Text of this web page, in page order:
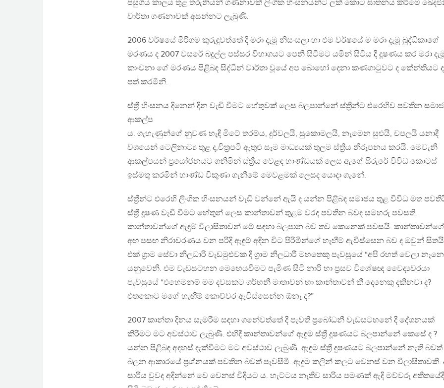
පසුගිය කාලය තුළ තරුනියන් ගණනාවක් ලිංගික හිංසනයන්ට ලක් කොට ඝාතනය කිරීමේ
වාර්තා ගණනාවක් අසන්නට ලැබුණි.
2006 වර්ෂයේ මීරිගම කුරුඳුවත්තේ දී මරා දැමූ නිසංසලා හා එම වර්ෂයේ ම මරා දැමූ බුද්ධිකාගේ
මරණය ද 2007 වසරේ බදුල්ල පස්සර විභාගයට පෙනී සිටීමට යමින් සිටිය දී දූෂණය කර මරා
කාංචනා ගේ මරණය පිළිබඳ සිද්ධීන් වාර්තා වූයේ අප බොහෝ දෙනා කණගාටුවට ද කේන්තියට ද
පත් කරමිනි.
ස්ත්‍රී හිංසනය දිනෙන් දින වැඩි වීමට හේතුවක් ලෙස බලපාන්නේ ස්ත්‍රීන්ට එරෙහිව පවතින සමාජ
ආකල්ප
ය. ගැහැණුන්ගේ නුවණ හැඳි මිටේ තරම්ය, දුර්වලයි, සුකොමලයි, නැමෙන සුළුයි, චපලයි යනාදී
වශයෙන් ටෙලිනාට්‍ය තුළ ද,චිත්‍රපටි ඇතුළු සෑම මාධ්‍යයක් තුලම ස්ත්‍රිය නිරූපනය කරයි. මෙවැනි
ආකල්පයන් ප්‍රයෝජනයට ගනිමින් ස්ත්‍රීය වෙළඳ භාණ්ඩයක් ලෙස ඇගේ සිරුරේ විවිධ කොටස්
ඉස්මතු කරමින් භාණ්ඩ විකුණා ගැනීමේ මෙවළමක් ලෙසද යොදා ගැනේ.
ස්ත්‍රීන්ට එරෙහි ලිංගික හිංසනයන් වැඩි වන්නේ ඇයි ද යන්න පිළිබඳ සමාජය තුළ විවිධ මත
ස්ත්‍රී දූෂණ වැඩි වීමට හේතුන් ලෙස කාන්තාවන් තුළම වරද පවතින බවද සමහරු පවසති.
කාන්තාවන්ගේ ඇඳුම් විලාසිතාවන් මේ සඳහා බලපාන බව තව කෙනෙක් පවසයි. කාන්තාවන්ගේ
අඟ පසඟ නිරාවරණය වන පරිදි ඇඳුම් අඳින විට පිරිමින්ගේ හැඟීම් ඇවිස්සෙන බව ද ඔවුන්
එක් ග්‍රාම සේවා නිලධාරි වැඩමුළුවක දී ග්‍රාම නිලධාරී මහතෙකු පැවසූයේ “අපි රහත් වෙලා
යනුවෙනි. එම වැඩසටහන මෙහෙයවීමට පැමිණ සිටි නාරි හා ප්‍රසව විශේෂඥ වෛද්‍යවරයා
පැවසුයේ “එහෙමනම් මම දවසකට ගර්භනී මාතාවන් හා කාන්තාවන් කී දෙනෙකු දකිනවා ද?
එතකොට මගේ හැඟීම් කොච්චර ඇවිස්සෙන්න ඕනෑ ද?”
2007 කාන්තා දිනය සැමරීම සඳහා ගනේවත්තේ දී පැවති ප්‍රබෝධනී වැඩසටහනේ දී දේශනයක්
කිරීමට මට අවස්ථාව ලැබුණි. එහිදී කාන්තාවන්ගේ ඇඳුම ස්ත්‍රී දූෂණයට බලපාන්නේ කෙසේ ද ?
යන්න පිළිබඳ අදහස් දැක්වීමට මට අවස්ථාව ලැබුණි. ඇඳුම ස්ත්‍රී දුෂණයට බලපාන්නේ නැති
බලන ආකාරයේ ප්‍රශ්නයක් පවතින බවත් පැවසීමි. ඇදුම කලින් කලට වෙනස් වන විලාසිතාවකි.
සාරිය වුවද අදින්නේ වෙ වෙනස් විදියට ය. හැට්ටය නැතිව සාරිය පමණක් ඇදි මව්වරු